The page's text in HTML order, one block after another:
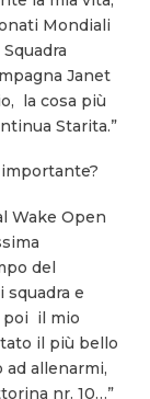
Mondiali
Janet
la cosa più
Starita.”
Wake Open
del
e
poi il mio
il più bello
allenarmi,
nr. 10…”